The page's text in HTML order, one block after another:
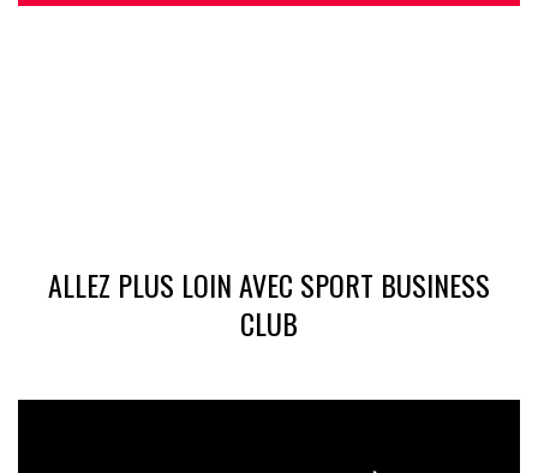
ALLEZ PLUS LOIN AVEC SPORT BUSINESS
CLUB